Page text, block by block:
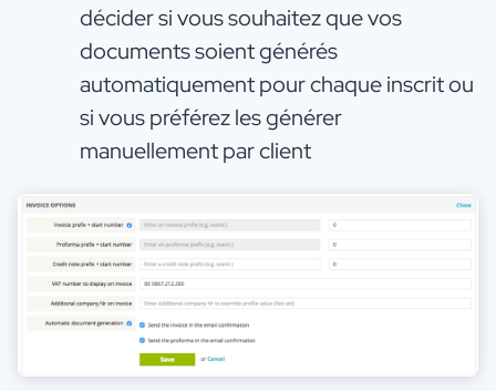
décider si vous souhaitez que vos
documents soient générés
automatiquement pour chaque inscrit ou
si vous préférez les générer
manuellement par client